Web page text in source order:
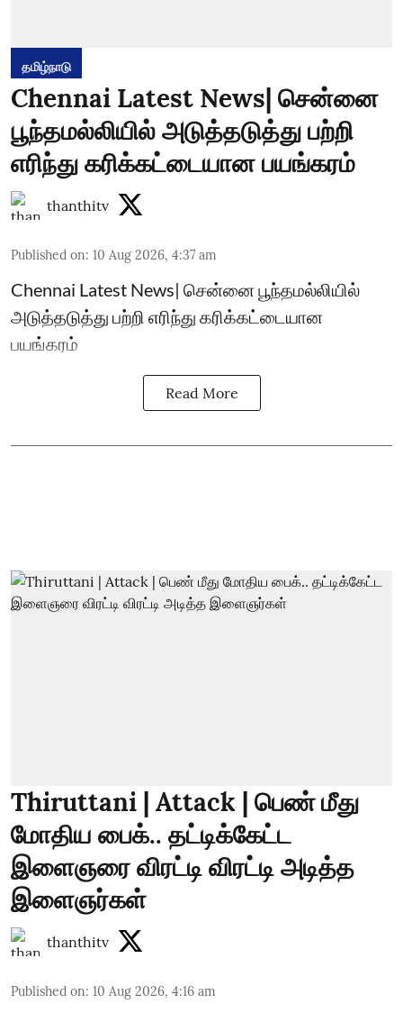
தமிழ்நாடு
Chennai Latest News| சென்னை
பூந்தமல்லியில் அடுத்தடுத்து பற்றி
எரிந்து கரிக்கட்டையான பயங்கரம்
thanthitv
Published on: 10 Aug 2026, 4:37 am
Chennai Latest News| சென்னை பூந்தமல்லியில்
அடுத்தடுத்து பற்றி எரிந்து கரிக்கட்டையான
பயங்கரம்
Read More
Thiruttani | Attack | பெண் மீது
மோதிய பைக்.. தட்டிக்கேட்ட
இளைஞரை விரட்டி விரட்டி அடித்த
இளைஞர்கள்
thanthitv
Published on: 10 Aug 2026, 4:16 am